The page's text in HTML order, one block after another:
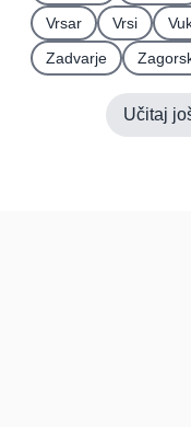
Vrsar
Vrsi
Zadvarje
Učitaj